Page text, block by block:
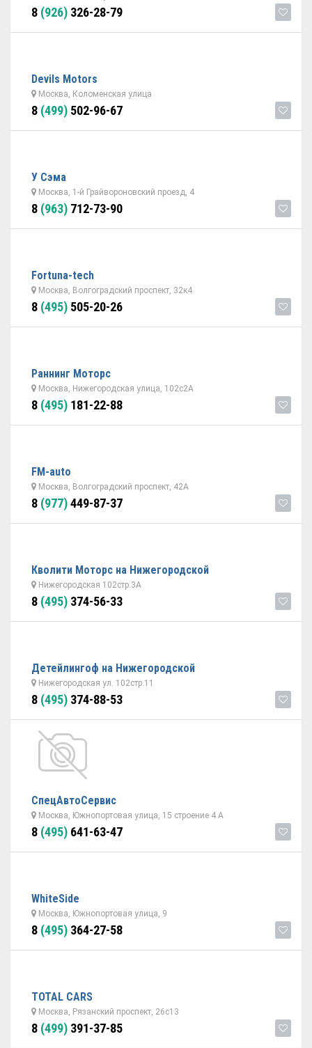
8 (926) 326-28-79
Devils Motors
Москва, Коломенская улица
8 (499) 502-96-67
У Сэма
Москва, 1-й Грайвороновский проезд, 4
8 (963) 712-73-90
Fortuna-tech
Москва, Волгоградский проспект, 32к4
8 (495) 505-20-26
Раннинг Моторс
Москва, Нижегородская улица, 102с2А
8 (495) 181-22-88
FM-auto
Москва, Волгоградский проспект, 42А
8 (977)449-87-37
Кволити Моторс на Нижегородской
Нижегородская 102стр.3А
8 (495) 374-56-33
Детейлингоф на Нижегородской
Нижегородская ул. 102стр.11
8 (495) 374-88-53
СпецАвтоСервис
Москва, Южнопортовая улица, 15 строение 4 А
8 (495) 641-63-47
WhiteSide
Москва, Южнопортовая улица, 9
8 (495) 364-27-58
TOTAL CARS
Москва, Рязанский проспект, 26с13
8 (499) 391-37-85